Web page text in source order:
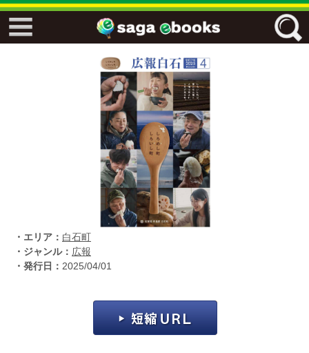
フリーワード
ジャンル
エリア
佐賀ワード
・エリア： 白石町
・ジャンル： 広報
・発行日： 2025/04/01
↓↓ ebooks専用本棚 ↓↓